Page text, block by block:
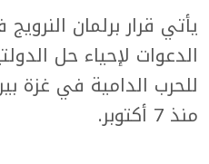
يأتي قرار برلمان
الدعوات لإحياء حل
للحرب الدامية في غزة
منذ 7 أكتوبر.